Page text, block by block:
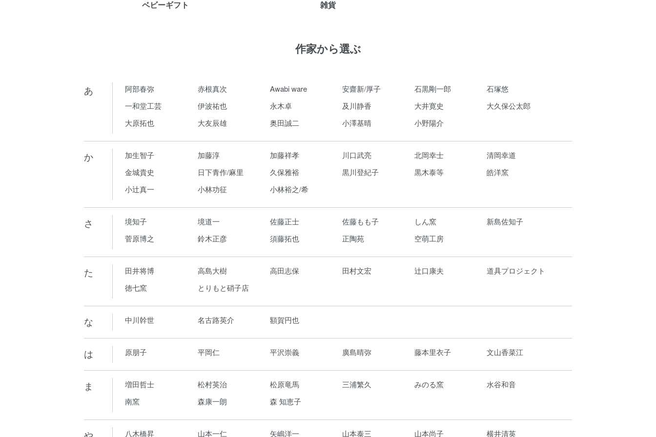
ベビーギフト 雑貨
作家から選ぶ
あ 阿部春弥 赤根真次 Awabi ware 安齋新/厚子 石黒剛一郎
石塚悠
一和堂工芸
伊波祐也 永木卓 及川静香 大井寛史
大久保公太郎
大原拓也
大友辰雄 奥田誠二 小澤基晴 小野陽介
か 加生智子 加藤淳 加藤祥孝 川口武亮 北岡幸士
清岡幸道
金城貴史
日下青作/麻里 久保雅裕 黒川登紀子 黒木泰等
皓洋窯
小辻真一
小林功征 小林裕之/希
さ 境知子 境道一 佐藤正士 佐藤もも子 しん窯
新島佐知子
菅原博之
鈴木正彦 須藤拓也 正陶苑 空萌工房
た 田井将博 高島大樹 高田志保 田村文宏 辻口康夫
道具プロジェクト
徳七窯
とりもと硝子店
な 中川幹世 名古路英介 額賀円也
は 原朋子 平岡仁 平沢崇義 廣島晴弥 藤本里衣子 文山香菜江
ま 増田哲士 松村英治 松原竜馬 三浦繁久 みのる窯
水谷和音
南窯
森康一朗 森 知恵子
八木橋昇 山本一仁 矢嶋洋一 山本泰三 山本尚子 横井清英